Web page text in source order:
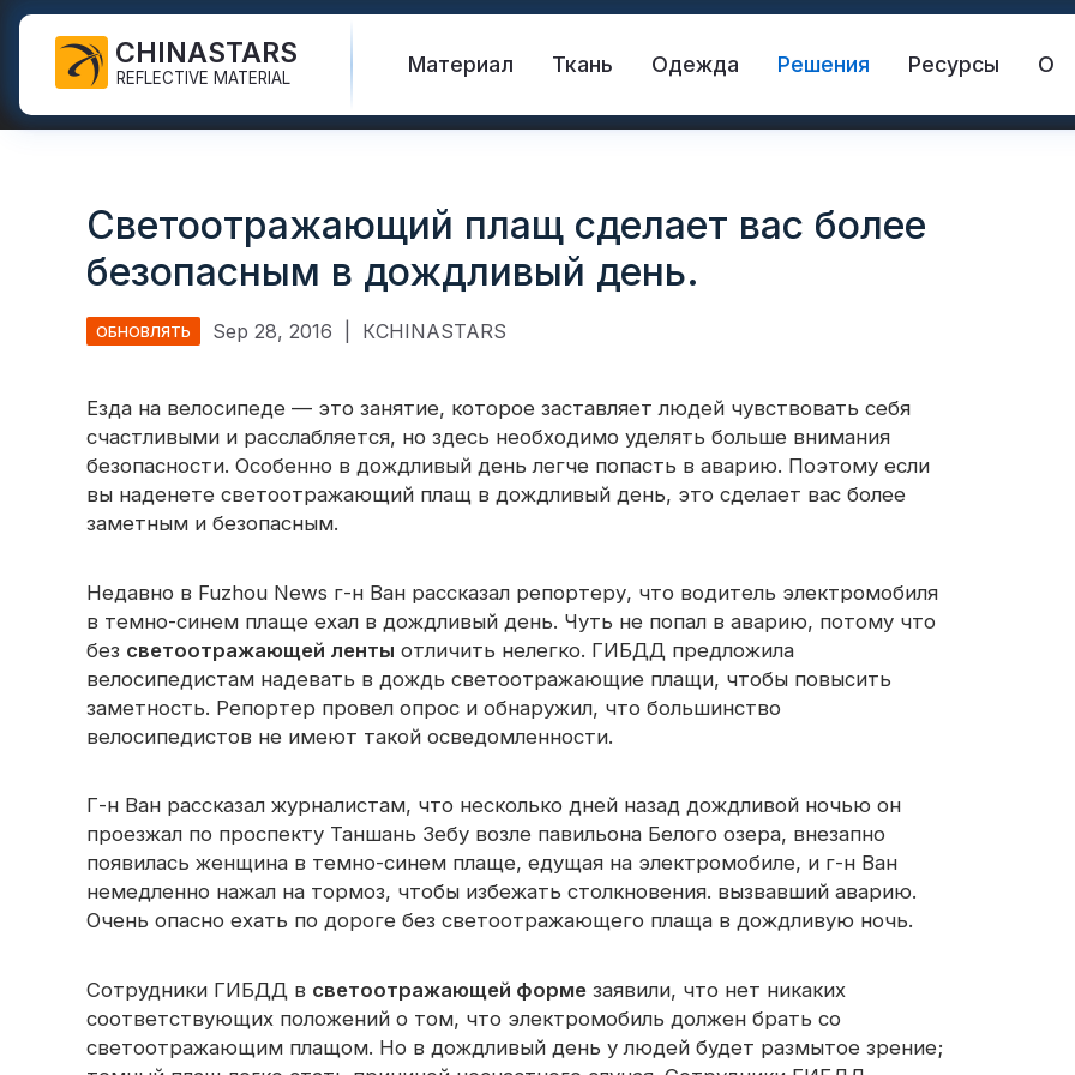
CHINASTARS
REFLECTIVE MATERIAL
Материал
для СИЗ
Промышленная моющая
лента
Светоотражающая лента
Теплопередающий винил и
логотип
Светоотражающая лента
Светоотражающая
Светоотражающая пряжа
Призматическая лента
Светящийся в темноте
материал
Ткань
Радужная
светоотражающая ткань
для печати
светоотражающая ткань
Цветная светоотражающая
ткань
Градиентная
Перфорированная
светоотражающая ткань
Одежда
Привет Vis Куртки
Защитные штаны
Защитный плащ
толстовки
Защитные комбинезоны
Решения
вопросы
новые продукты
Ресурсы
Каталог
Международные
О
Quick Links: Светоотражающая ткань Спасательный жилет
Светоотражающий материал Светоотражающий винил
Радужная светоотражающая ткань
Светоотражающий плащ сделает вас более
безопасным в дождливый день.
ОБНОВЛЯТЬ Sep 28, 2016 КCHINASTARS
Езда на велосипеде — это занятие, которое заставляет людей чувствовать себя
счастливыми и расслабляется, но здесь необходимо уделять больше внимания
безопасности. Особенно в дождливый день легче попасть в аварию. Поэтому если
вы наденете светоотражающий плащ в дождливый день, это сделает вас более
заметным и безопасным.
Недавно в Fuzhou News г-н Ван рассказал репортеру, что водитель электромобиля
в темно-синем плаще ехал в дождливый день. Чуть не попал в аварию, потому что
без светоотражающей ленты отличить нелегко. ГИБДД предложила
велосипедистам надевать в дождь светоотражающие плащи, чтобы повысить
заметность. Репортер провел опрос и обнаружил, что большинство
велосипедистов не имеют такой осведомленности.
Г-н Ван рассказал журналистам, что несколько дней назад дождливой ночью он
проезжал по проспекту Таншань Зебу возле павильона Белого озера, внезапно
появилась женщина в темно-синем плаще, едущая на электромобиле, и г-н Ван
немедленно нажал на тормоз, чтобы избежать столкновения. вызвавший аварию.
Очень опасно ехать по дороге без светоотражающего плаща в дождливую ночь.
Сотрудники ГИБДД в светоотражающей форме заявили, что нет никаких
соответствующих положений о том, что электромобиль должен брать со
светоотражающим плащом. Но в дождливый день у людей будет размытое зрение;